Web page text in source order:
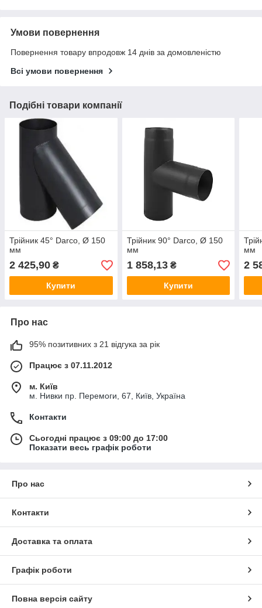
Умови повернення
Повернення товару впродовж 14 днів за домовленістю
Всі умови повернення
Подібні товари компанії
Трійник 45° Darco, Ø 150
мм
2 425,90 ₴
Купити
Трійник 90° Darco, Ø 150
мм
1 858,13₴
Купити
мм
2
Про нас
95% позитивних з 21 відгука за рік
Працює з 07.11.2012
м. Київ
м. Нивки пр. Перемоги, 67, Київ, Україна
Контакти
Сьогодні працює з 09:00 до 17:00
Показати весь графік роботи
Про нас
Контакти
Доставка та оплата
Графік роботи
Повна версія сайту